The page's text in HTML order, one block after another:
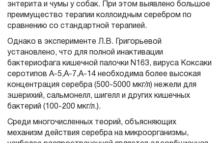
энтерита и чумы у собак. При этом выявлено большое
преимущество терапии коллоидным серебром по
сравнению со стандартной терапией.
Однако в эксперименте Л.В. Григорьевой
установлено, что для полной инактивации
бактериофага кишечной палочки N163, вируса Коксаки
серотипов А-5,А-7,А-14 необходима более высокая
концентрация серебра (500-5000 мкг/л) нежели для
эшерихий, сальмонелл, шигелл и других кишечных
бактерий (100-200 мкг/л.).
Среди многочисленных теорий, объясняющих
механизм действия серебра на микроорганизмы,